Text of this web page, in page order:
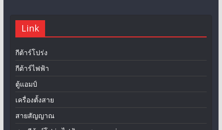
Link
กีต้าร์โปร่ง
กีต้าร์ไฟฟ้า
ตู้แอมป์
เครื่องตั้งสาย
สายสัญญาณ